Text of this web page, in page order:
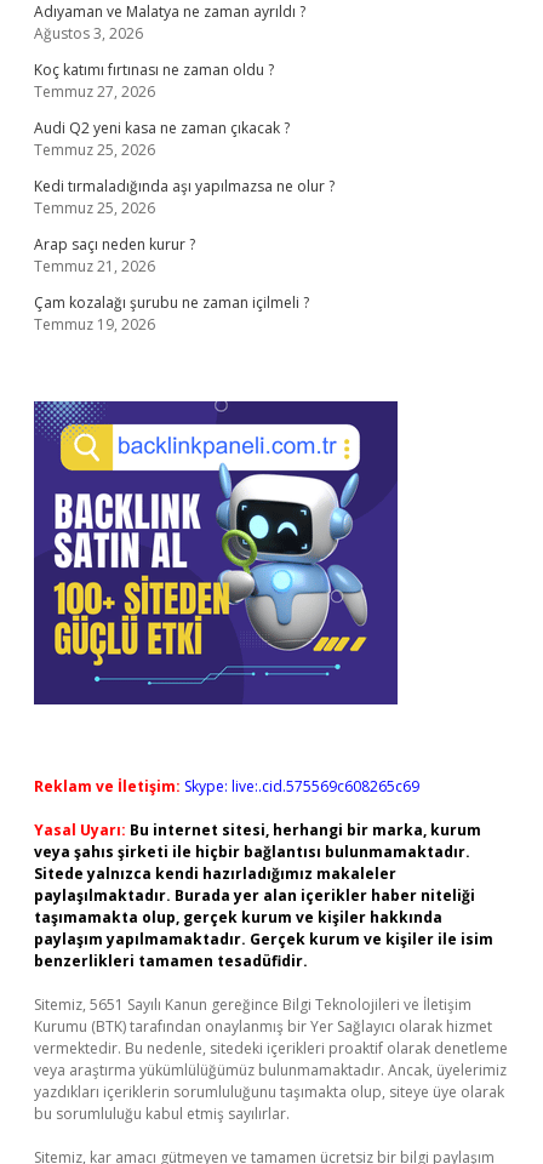
Adıyaman ve Malatya ne zaman ayrıldı ?
Ağustos 3, 2026
Koç katımı fırtınası ne zaman oldu ?
Temmuz 27, 2026
Audi Q2 yeni kasa ne zaman çıkacak ?
Temmuz 25, 2026
Kedi tırmaladığında aşı yapılmazsa ne olur ?
Temmuz 25, 2026
Arap saçı neden kurur ?
Temmuz 21, 2026
Çam kozalağı şurubu ne zaman içilmeli ?
Temmuz 19, 2026
Reklam ve İletişim: Skype: live:.cid.575569c608265c69
Yasal Uyarı: Bu internet sitesi, herhangi bir marka, kurum
veya şahıs şirketi ile hiçbir bağlantısı bulunmamaktadır.
Sitede yalnızca kendi hazırladığımız makaleler
paylaşılmaktadır. Burada yer alan içerikler haber niteliği
taşımamakta olup, gerçek kurum ve kişiler hakkında
paylaşım yapılmamaktadır. Gerçek kurum ve kişiler ile isim
benzerlikleri tamamen tesadüfidir.
Sitemiz, 5651 Sayılı Kanun gereğince Bilgi Teknolojileri ve İletişim
Kurumu (BTK) tarafından onaylanmış bir Yer Sağlayıcı olarak hizmet
vermektedir. Bu nedenle, sitedeki içerikleri proaktif olarak denetleme
veya araştırma yükümlülüğümüz bulunmamaktadır. Ancak, üyelerimiz
yazdıkları içeriklerin sorumluluğunu taşımakta olup, siteye üye olarak
bu sorumluluğu kabul etmiş sayılırlar.
Sitemiz, kar amacı gütmeyen ve tamamen ücretsiz bir bilgi paylaşım